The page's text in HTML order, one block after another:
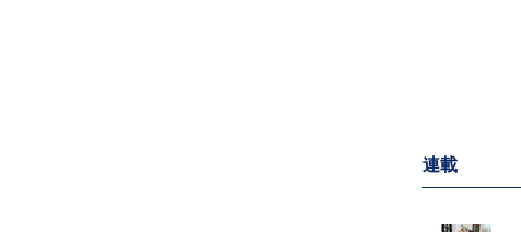
連載